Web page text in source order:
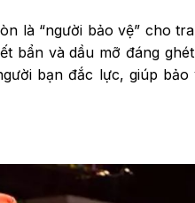
là “người bảo vệ” cho
bẩn và dầu mỡ đáng
bạn đắc lực, giúp